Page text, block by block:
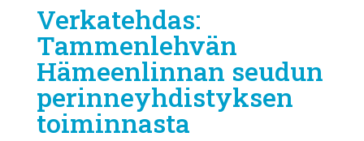
Verkatehdas:
Tammenlehvän
Hämeenlinnan seudun
perinneyhdistyksen
toiminnasta